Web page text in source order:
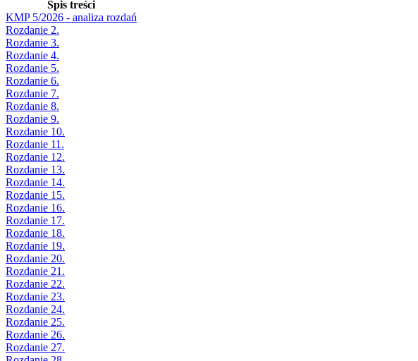
Spis treści
KMP 5/2026 - analiza rozdań
Rozdanie 2.
Rozdanie 3.
Rozdanie 4.
Rozdanie 5.
Rozdanie 6.
Rozdanie 7.
Rozdanie 8.
Rozdanie 9.
Rozdanie 10.
Rozdanie 11.
Rozdanie 12.
Rozdanie 13.
Rozdanie 14.
Rozdanie 15.
Rozdanie 16.
Rozdanie 17.
Rozdanie 18.
Rozdanie 19.
Rozdanie 20.
Rozdanie 21.
Rozdanie 22.
Rozdanie 23.
Rozdanie 24.
Rozdanie 25.
Rozdanie 26.
Rozdanie 27.